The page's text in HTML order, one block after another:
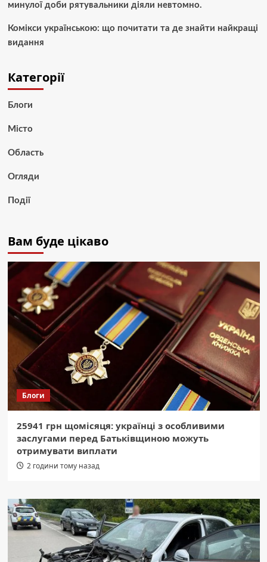
минулої доби рятувальники діяли невтомно.
Комікси українською: що почитати та де знайти найкращі
видання
Категорії
Блоги
Місто
Область
Огляди
Події
Вам буде цікаво
Блоги
25941 грн щомісяця: українці з особливими
заслугами перед Батьківщиною можуть
отримувати виплати
2 години тому назад